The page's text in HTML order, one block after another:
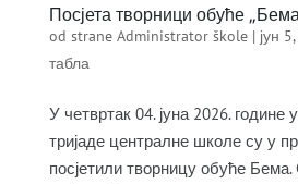
Посјета творници обуће
od strane Administrator škole| јун
табла
У четвртак 04. јуна 2026. године
тријаде централне школе су у
посјетили творницу обуће